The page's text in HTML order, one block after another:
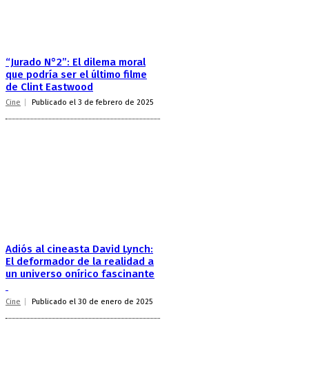
“Jurado N°2”: El dilema moral
que podría ser el último filme
de Clint Eastwood
Cine Publicado el 3 de febrero de 2025
Adiós al cineasta David Lynch:
El deformador de la realidad a
un universo onírico fascinante
Cine Publicado el 30 de enero de 2025